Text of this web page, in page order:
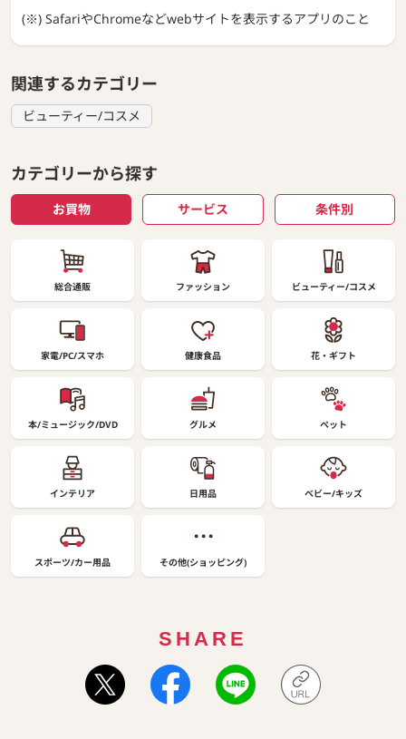
(※) SafariやChromeなどwebサイトを表示するアプリのこと
関連するカテゴリー
ビューティー/コスメ
カテゴリーから探す
お買物 サービス 条件別
総合通販 ファッション ビューティー/コスメ
家電/PC/スマホ 健康食品 花・ギフト
本/ミュージック/DVD グルメ ペット
インテリア 日用品 ベビー/キッズ
スポーツ/カー用品 その他(ショッピング)
SHARE